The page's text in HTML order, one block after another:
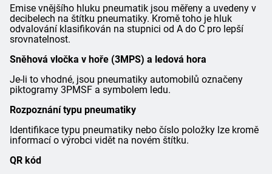
Emise vnějšího hluku pneumatik jsou měřeny a uvedeny v
decibelech na štítku pneumatiky. Kromě toho je hluk
odvalování klasifikován na stupnici od A do C pro lepší
srovnatelnost.
Sněhová vločka v hoře (3MPS) a ledová hora
Je-li to vhodné, jsou pneumatiky automobilů označeny
piktogramy 3PMSF a symbolem ledu.
Rozpoznání typu pneumatiky
Identifikace typu pneumatiky nebo číslo položky lze kromě
informací o výrobci vidět na novém štítku.
QR kód